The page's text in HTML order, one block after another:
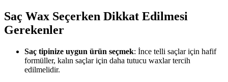
Saç Wax Seçerken Dikkat Edilmesi
Gerekenler
Saç tipinize uygun ürün seçmek: İnce telli saçlar için hafif
formüller, kalın saçlar için daha tutucu waxlar tercih
edilmelidir.